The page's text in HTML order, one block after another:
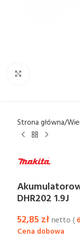
Strona główna
DHR202 1.9J
52,85zł netto (